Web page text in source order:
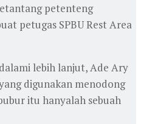
petenteng
petugas SPBU Rest Area
lebih lanjut, Ade Ary
digunakan menodong
itu hanyalah sebuah